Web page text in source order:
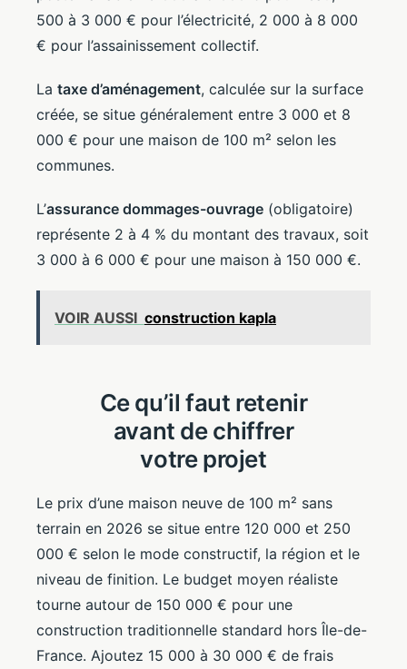
500 à 3 000 € pour l’électricité, 2 000 à 8 000
€ pour l’assainissement collectif.
La taxe d’aménagement, calculée sur la surface
créée, se situe généralement entre 3 000 et 8
000 € pour une maison de 100 m² selon les
communes.
L’assurance dommages-ouvrage (obligatoire)
représente 2 à 4 % du montant des travaux, soit
3 000 à 6 000 € pour une maison à 150 000 €.
VOIR AUSSI construction kapla
Ce qu’il faut retenir
avant de chiffrer
votre projet
Le prix d’une maison neuve de 100 m² sans
terrain en 2026 se situe entre 120 000 et 250
000 € selon le mode constructif, la région et le
niveau de finition. Le budget moyen réaliste
tourne autour de 150 000 € pour une
construction traditionnelle standard hors Île-de-
France. Ajoutez 15 000 à 30 000 € de frais